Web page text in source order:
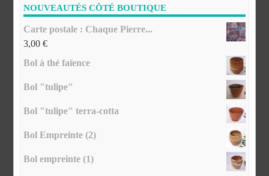
NOUVEAUTÉS CÔTÉ BOUTIQUE
Carte postale : Chaque Pierre...
3,00€
Bol à thé faïence
Bol "tulipe"
Bol "tulipe" terra-cotta
Bol Empreinte (2)
Bol empreinte (1)